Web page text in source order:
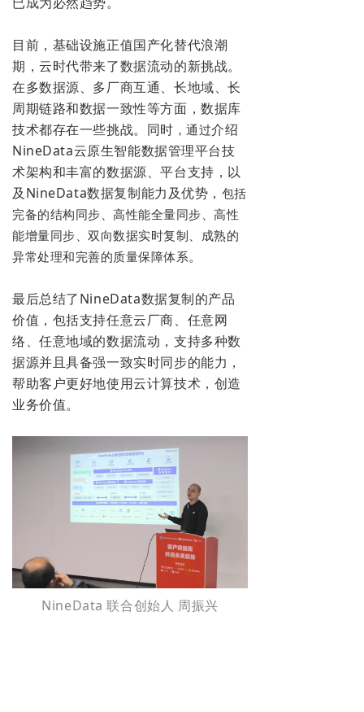
目前，基础设施正值国产化替代浪潮
期，云时代带来了数据流动的新挑战。
在多数据源、多厂商互通、长地域、长
周期链路和数据一致性等方面，数据库
技术都存在一些挑战。同时 ，通过介绍
NineData云原生智能数据管理平台技
术架构和丰富的数据源、平台支持，以
及NineData数据复制能力及优势， 包括
完备的结构同步、高性能全量同步、高性
能增量同步、双向数据实时复制、成熟的
异常处理和完善的质量保障体系。
最后总结了NineData数据复制的产品
价值，包括支持任意云厂商、任意网
络、任意地域的数据流动，支持多种数
据源并且具备强一致实时同步的能力，
帮助客户更好地使用云计算技术，创造
业务价值。
NineData 联合创始人 周振兴